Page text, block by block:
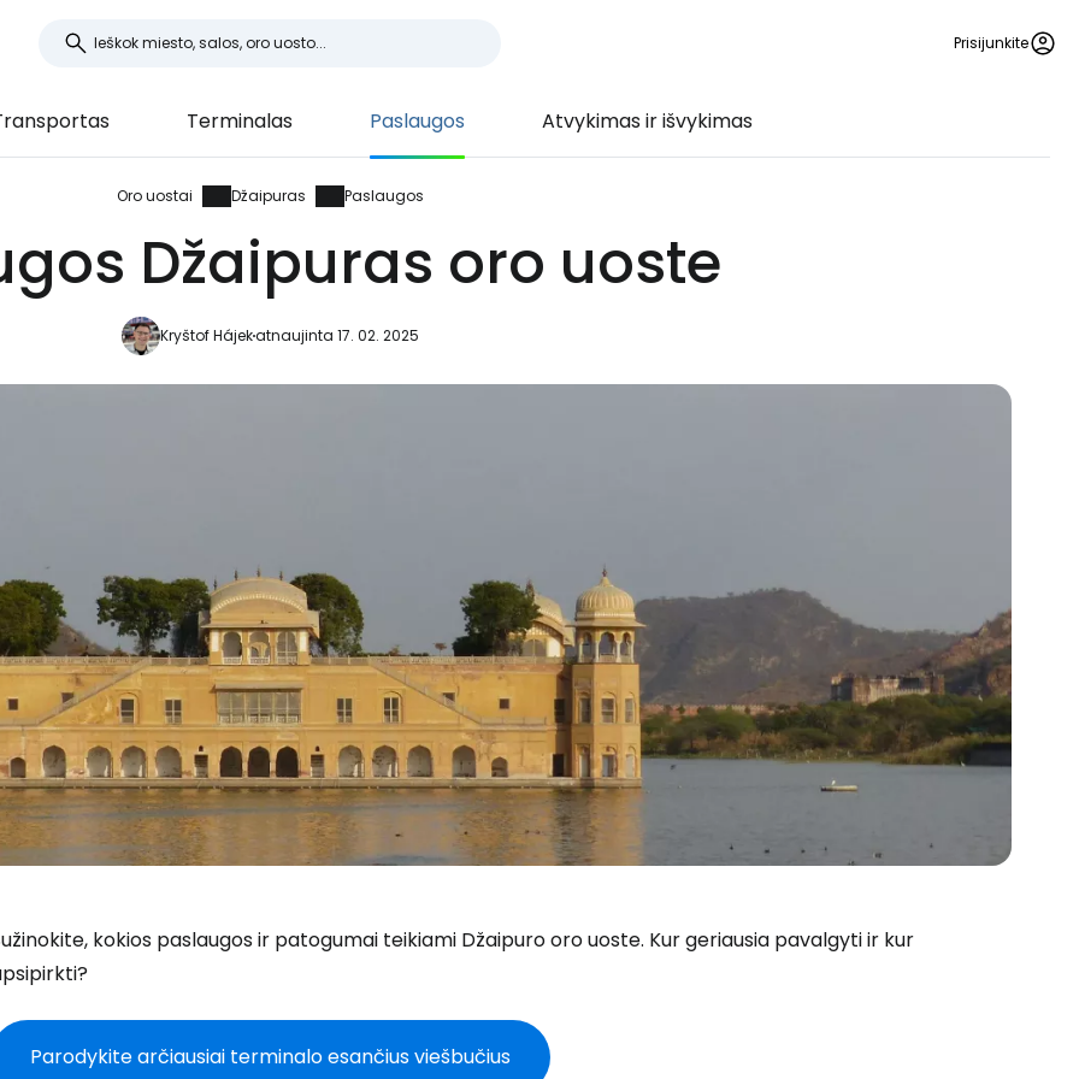
Prisijunkite
Terminalas Paslaugos Atvykimas ir išvykimas
Oro uostai Džaipuras Paslaugos
Džaipuras oro uoste
Kryštof Hájekatnaujinta 17. 02. 2025
kokios paslaugos ir patogumai teikiami Džaipuro oro uoste. Kur geriausia pavalgyti ir kur
Parodykite arčiausiai terminalo esančius viešbučius